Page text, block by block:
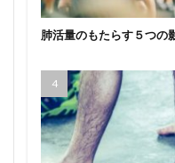
肺活量のもたらす５つの